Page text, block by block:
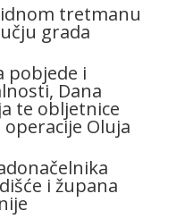
tretmanu
grada
pobjede i
Dana
te obljetnice
Oluja
i župana